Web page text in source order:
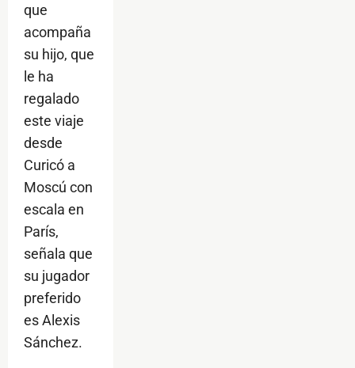
que
acompaña
su hijo, que
le ha
regalado
este viaje
desde
Curicó a
Moscú con
escala en
París,
señala que
su jugador
preferido
es Alexis
Sánchez.